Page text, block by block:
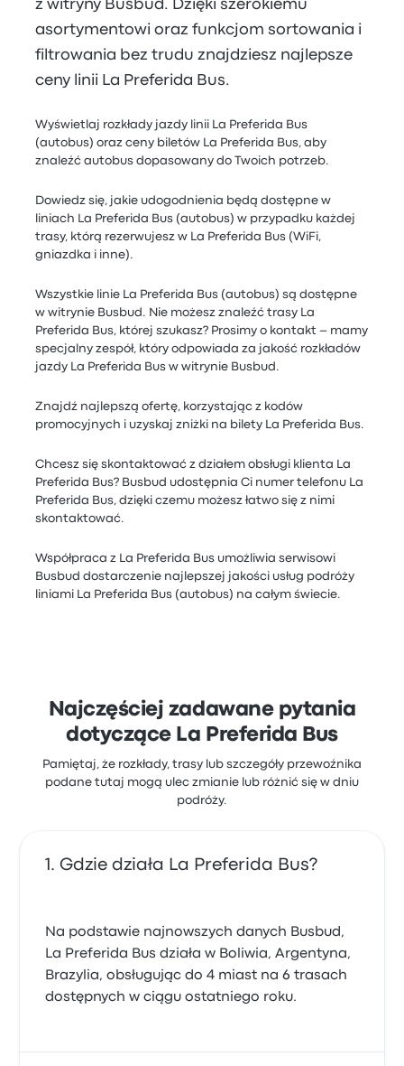
z witryny Busbud. Dzięki szerokiemu
asortymentowi oraz funkcjom sortowania i
filtrowania bez trudu znajdziesz najlepsze
ceny linii La Preferida Bus.
Wyświetlaj rozkłady jazdy linii La Preferida Bus
(autobus) oraz ceny biletów La Preferida Bus, aby
znaleźć autobus dopasowany do Twoich potrzeb.
Dowiedz się, jakie udogodnienia będą dostępne w
liniach La Preferida Bus (autobus) w przypadku każdej
trasy, którą rezerwujesz w La Preferida Bus (WiFi,
gniazdka i inne).
Wszystkie linie La Preferida Bus (autobus) są dostępne
w witrynie Busbud. Nie możesz znaleźć trasy La
Preferida Bus, której szukasz? Prosimy o kontakt – mamy
specjalny zespół, który odpowiada za jakość rozkładów
jazdy La Preferida Bus w witrynie Busbud.
Znajdź najlepszą ofertę, korzystając z kodów
promocyjnych i uzyskaj zniżki na bilety La Preferida Bus.
Chcesz się skontaktować z działem obsługi klienta La
Preferida Bus? Busbud udostępnia Ci numer telefonu La
Preferida Bus, dzięki czemu możesz łatwo się z nimi
skontaktować.
Współpraca z La Preferida Bus umożliwia serwisowi
Busbud dostarczenie najlepszej jakości usług podróży
liniami La Preferida Bus (autobus) na całym świecie.
Najczęściej zadawane pytania
dotyczące La Preferida Bus
Pamiętaj, że rozkłady, trasy lub szczegóły przewoźnika
podane tutaj mogą ulec zmianie lub różnić się w dniu
podróży.
Gdzie działa La Preferida Bus?
Na podstawie najnowszych danych Busbud,
La Preferida Bus działa w Boliwia, Argentyna,
Brazylia, obsługując do 4 miast na 6 trasach
dostępnych w ciągu ostatniego roku.